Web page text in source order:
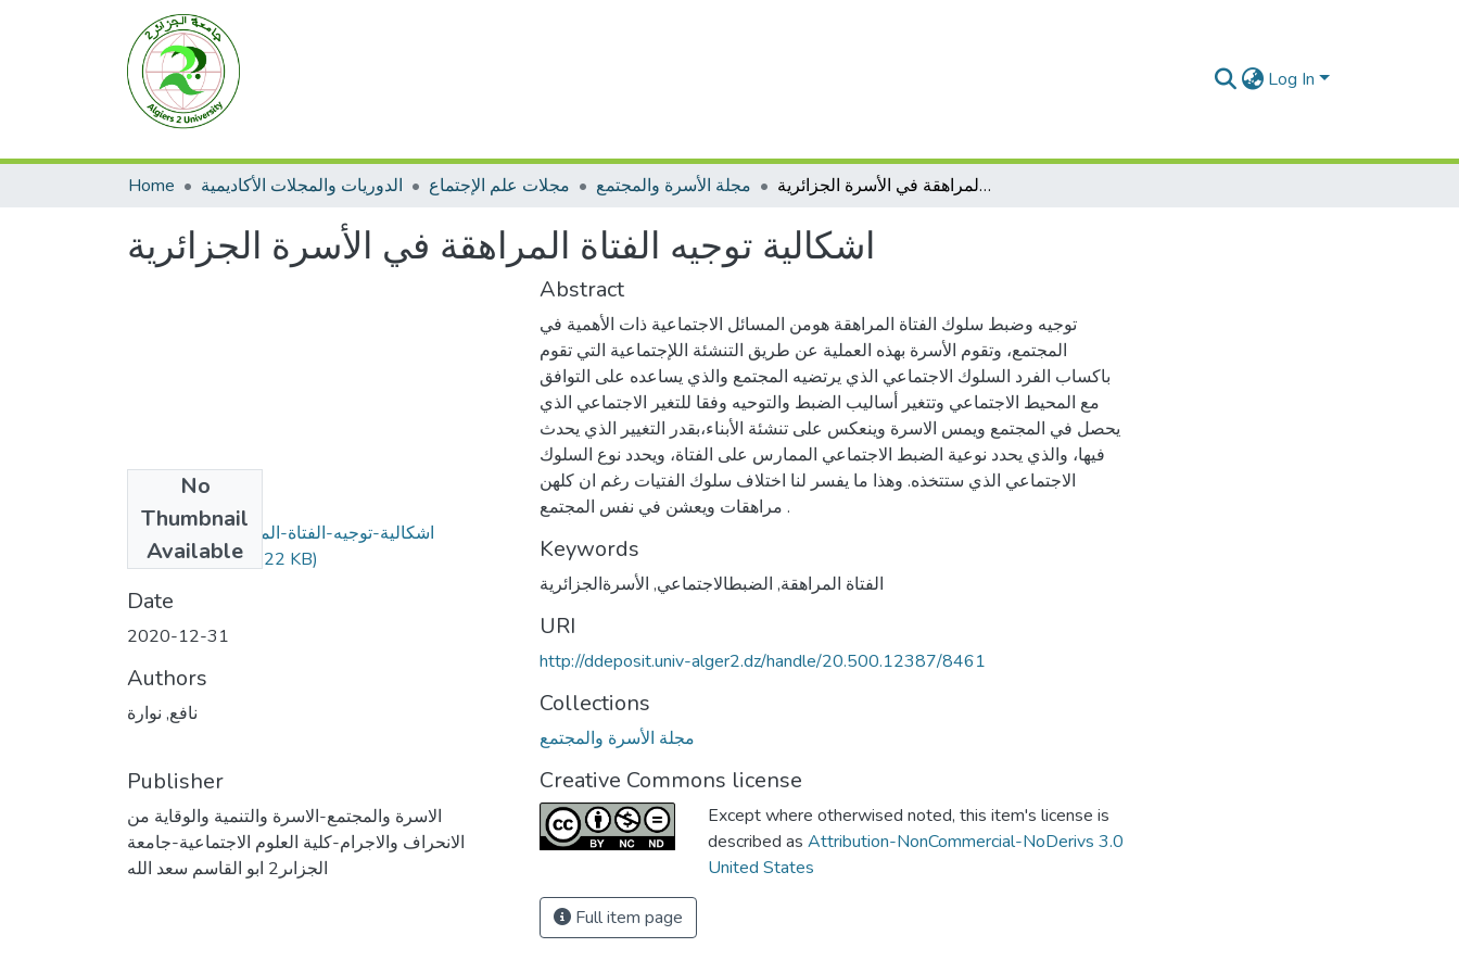
Log In
Home الدوريات والمجلات الأكاديمية مجلات علم الإجتماع مجلة الأسرة والمجتمع اشكالية توجيه الفتاة المراهقة في الأسرة الجزائرية
اشكالية توجيه الفتاة المراهقة في الأسرة الجزائرية
No
Thumbnail
Available
اشكالية-توجيه-الفتاة-المراهقة-في-الأسرة-
الجزائرية.pdf(514.22 KB)
Date
2020-12-31
Authors
نافع, نوارة
Publisher
الاسرة والمجتمع-الاسرة والتنمية والوقاية من
الانحراف والاجرام-كلية العلوم الاجتماعية-جامعة
الجزاىر2 ابو القاسم سعد الله
Abstract
توجيه وضبط سلوك الفتاة المراهقة هومن المسائل الاجتماعية ذات الأهمية في
المجتمع، وتقوم الأسرة بهذه العملية عن طريق التنشئة اللإجتماعية التي تقوم
باكساب الفرد السلوك الاجتماعي الذي يرتضيه المجتمع والذي يساعده على التوافق
مع المحيط الاجتماعي وتتغير أساليب الضبط والتوحيه وفقا للتغير الاجتماعي الذي
يحصل في المجتمع ويمس الاسرة وينعكس على تنشئة الأبناء،بقدر التغيير الذي يحدث
فيها، والذي يحدد نوعية الضبط الاجتماعي الممارس على الفتاة، ويحدد نوع السلوك
الاجتماعي الذي ستتخذه. وهذا ما يفسر لنا اختلاف سلوك الفتيات رغم ان كلهن
مراهقات ويعشن في نفس المجتمع .
Keywords
الفتاة المراهقة, الضبطالاجتماعي, الأسرةالجزائرية
URI
http://ddeposit.univ-alger2.dz/handle/20.500.12387/8461
Collections
مجلة الأسرة والمجتمع
Creative Commons license
Except where otherwised noted, this item's license is
described as Attribution-NonCommercial-NoDerivs 3.0
United States
Full item page